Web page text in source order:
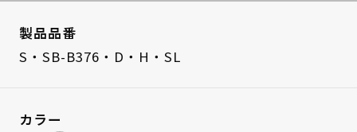
製品品番
S・SB-B376・D・H・SL
カラー